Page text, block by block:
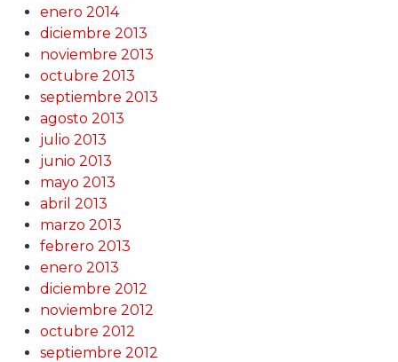
enero 2014
diciembre 2013
noviembre 2013
octubre 2013
septiembre 2013
agosto 2013
julio 2013
junio 2013
mayo 2013
abril 2013
marzo 2013
febrero 2013
enero 2013
diciembre 2012
noviembre 2012
octubre 2012
septiembre 2012